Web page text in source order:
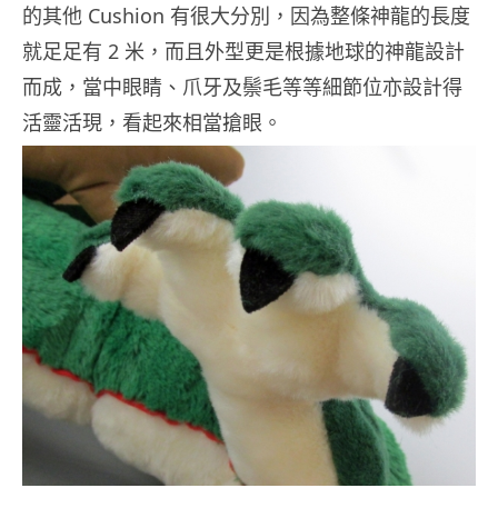
的其他 Cushion 有很大分別，因為整條神龍的長度
就足足有 2 米，而且外型更是根據地球的神龍設計
而成，當中眼睛、爪牙及鬃毛等等細節位亦設計得
活靈活現，看起來相當搶眼。